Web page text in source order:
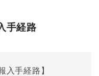
手経路
入手経路】